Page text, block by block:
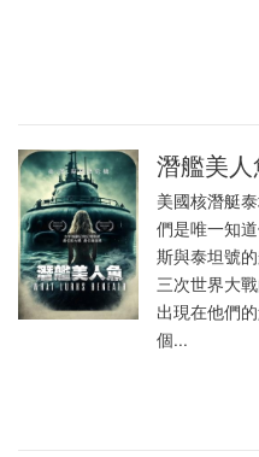
潛艦美人
美國核潛艇
們是唯一知
斯與泰坦號
三次世界大
出現在他們
個...